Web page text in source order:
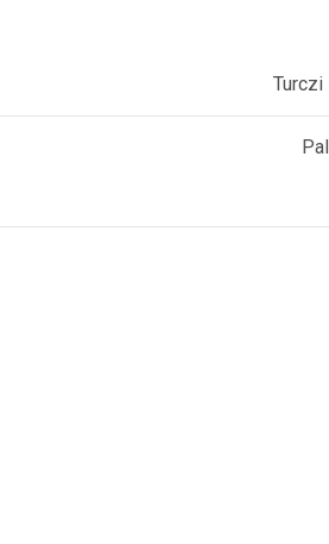
Turczi